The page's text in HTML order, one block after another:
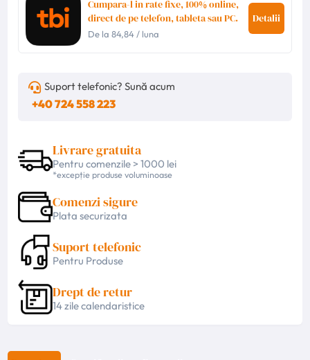
Cumpara-l in rate fixe, 100% online,
direct de pe telefon, tableta sau PC.
De la84,84 / luna
Detalii
Suport telefonic? Sună acum
+40 724 558 223
Livrare gratuita
Pentru comenzile > 1000 lei
*excepție produse voluminoase
Comenzi sigure
Plata securizata
Suport telefonic
Pentru Produse
Drept de retur
14 zile calendaristice